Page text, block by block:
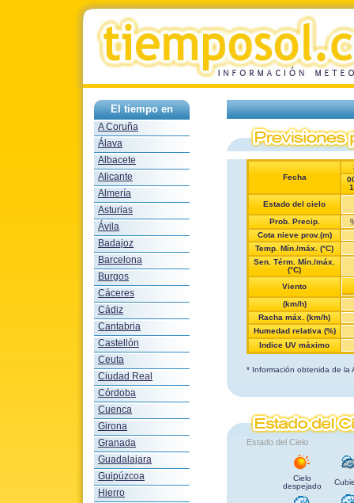
El tiempo en
A Coruña
Álava
Albacete
Alicante
Almería
Asturias
Ávila
Badajoz
Barcelona
Burgos
Cáceres
Cádiz
Cantabria
Castellón
Ceuta
Ciudad Real
Córdoba
Cuenca
Girona
Granada
Guadalajara
Guipúzcoa
Hierro
Fecha
Estado del cielo
Prob. Precip.
Cota nieve prov.(m)
Temp. Mín./máx. (°C)
Sen. Térm. Mín./máx.
(°C)
Viento
(km/h)
Racha máx. (km/h)
Humedad relativa (%)
Indice UV máximo
* Información obtenida de la
Estado del Cielo
Cielo
despejado